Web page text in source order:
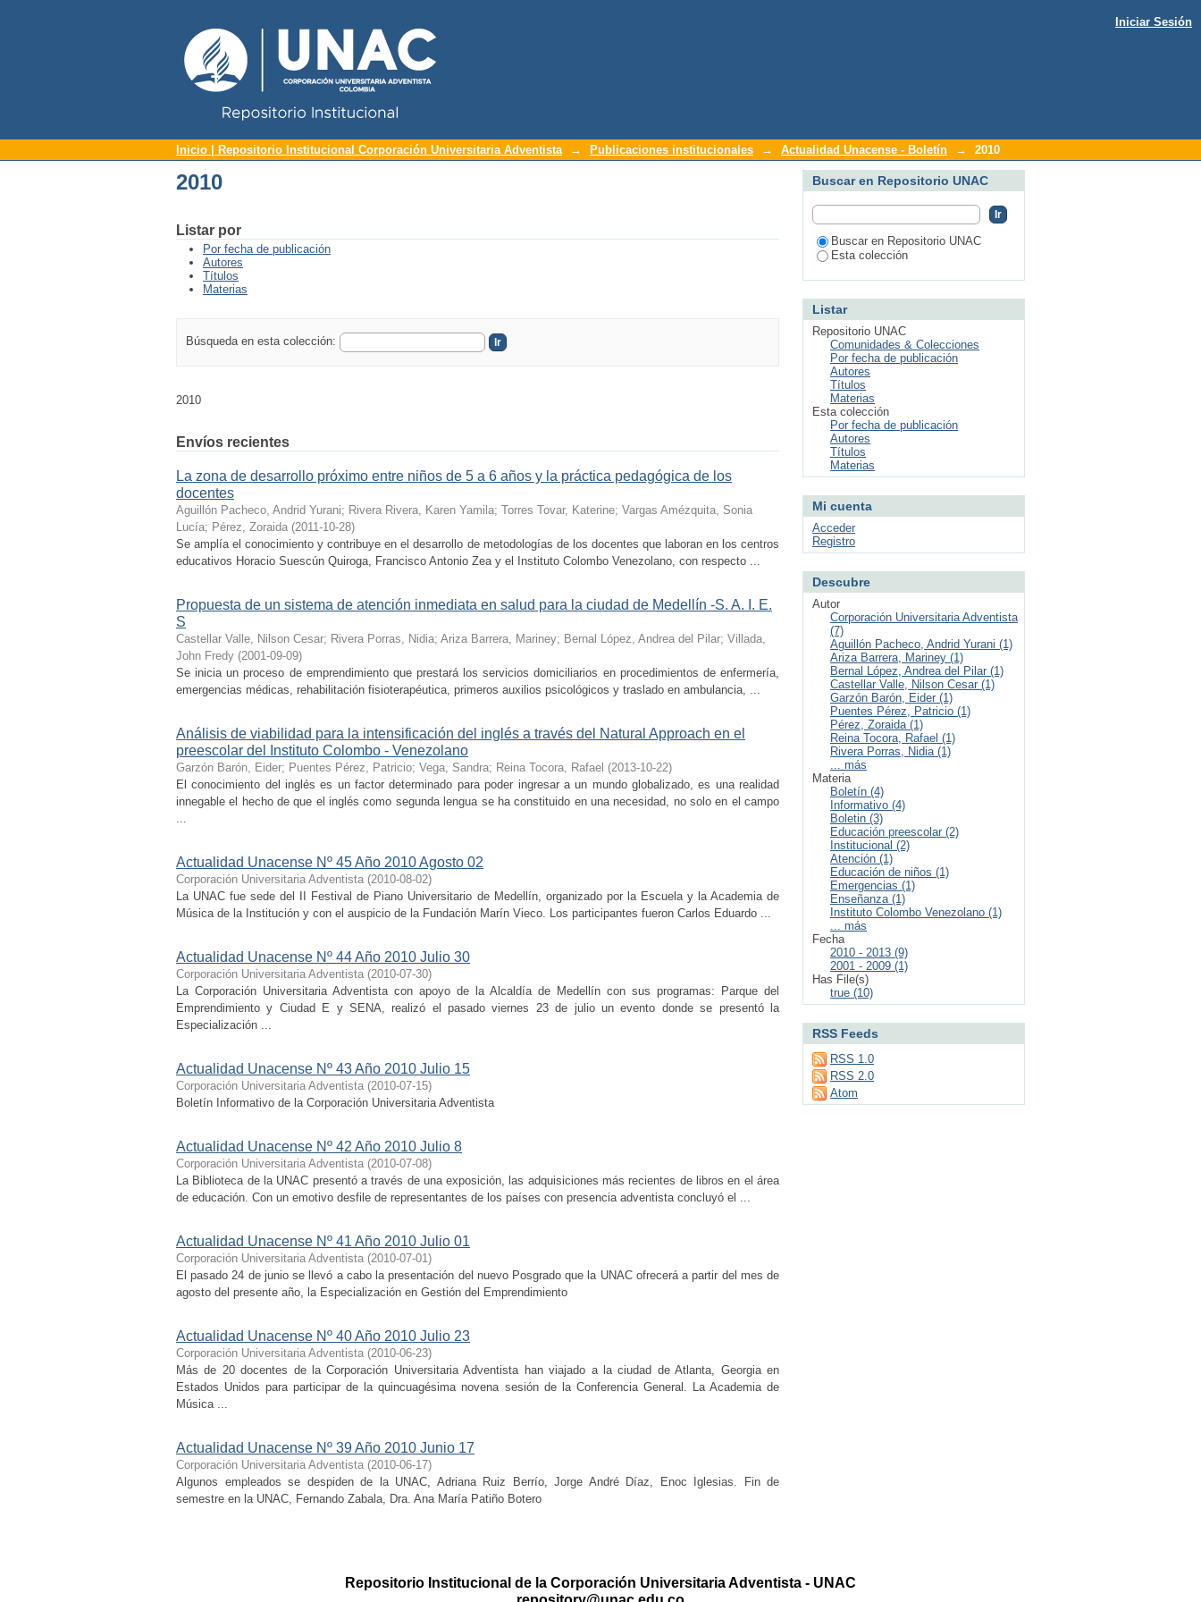
2010
Iniciar Sesión
Inicio | Repositorio Institucional Corporación Universitaria Adventista → Publicaciones institucionales → Actualidad Unacense - Boletín → 2010
2010
Listar por
Por fecha de publicación
Autores
Títulos
Materias
Búsqueda en esta colección:
2010
Envíos recientes
La zona de desarrollo próximo entre niños de 5 a 6 años y la práctica pedagógica de los
docentes
Aguillón Pacheco, Andrid Yurani; Rivera Rivera, Karen Yamila; Torres Tovar, Katerine; Vargas Amézquita, Sonia
Lucía; Pérez, Zoraida (2011-10-28)
Se amplía el conocimiento y contribuye en el desarrollo de metodologías de los docentes que laboran en los centros
educativos Horacio Suescún Quiroga, Francisco Antonio Zea y el Instituto Colombo Venezolano, con respecto ...
Propuesta de un sistema de atención inmediata en salud para la ciudad de Medellín -S. A. I. E.
S
Castellar Valle, Nilson Cesar; Rivera Porras, Nidia; Ariza Barrera, Mariney; Bernal López, Andrea del Pilar; Villada,
John Fredy (2001-09-09)
Se inicia un proceso de emprendimiento que prestará los servicios domiciliarios en procedimientos de enfermería,
emergencias médicas, rehabilitación fisioterapéutica, primeros auxilios psicológicos y traslado en ambulancia, ...
Análisis de viabilidad para la intensificación del inglés a través del Natural Approach en el
preescolar del Instituto Colombo - Venezolano
Garzón Barón, Eider; Puentes Pérez, Patricio; Vega, Sandra; Reina Tocora, Rafael (2013-10-22)
El conocimiento del inglés es un factor determinado para poder ingresar a un mundo globalizado, es una realidad
innegable el hecho de que el inglés como segunda lengua se ha constituido en una necesidad, no solo en el campo
...
Actualidad Unacense Nº 45 Año 2010 Agosto 02
Corporación Universitaria Adventista (2010-08-02)
La UNAC fue sede del II Festival de Piano Universitario de Medellín, organizado por la Escuela y la Academia de
Música de la Institución y con el auspicio de la Fundación Marín Vieco. Los participantes fueron Carlos Eduardo ...
Actualidad Unacense Nº 44 Año 2010 Julio 30
Corporación Universitaria Adventista (2010-07-30)
La Corporación Universitaria Adventista con apoyo de la Alcaldía de Medellín con sus programas: Parque del
Emprendimiento y Ciudad E y SENA, realizó el pasado viernes 23 de julio un evento donde se presentó la
Especialización ...
Actualidad Unacense Nº 43 Año 2010 Julio 15
Corporación Universitaria Adventista (2010-07-15)
Boletín Informativo de la Corporación Universitaria Adventista
Actualidad Unacense Nº 42 Año 2010 Julio 8
Corporación Universitaria Adventista (2010-07-08)
La Biblioteca de la UNAC presentó a través de una exposición, las adquisiciones más recientes de libros en el área
de educación. Con un emotivo desfile de representantes de los países con presencia adventista concluyó el ...
Actualidad Unacense Nº 41 Año 2010 Julio 01
Corporación Universitaria Adventista (2010-07-01)
El pasado 24 de junio se llevó a cabo la presentación del nuevo Posgrado que la UNAC ofrecerá a partir del mes de
agosto del presente año, la Especialización en Gestión del Emprendimiento
Actualidad Unacense Nº 40 Año 2010 Julio 23
Corporación Universitaria Adventista (2010-06-23)
Más de 20 docentes de la Corporación Universitaria Adventista han viajado a la ciudad de Atlanta, Georgia en
Estados Unidos para participar de la quincuagésima novena sesión de la Conferencia General. La Academia de
Música ...
Actualidad Unacense Nº 39 Año 2010 Junio 17
Corporación Universitaria Adventista (2010-06-17)
Algunos empleados se despiden de la UNAC, Adriana Ruiz Berrío, Jorge André Díaz, Enoc Iglesias. Fin de
semestre en la UNAC, Fernando Zabala, Dra. Ana María Patiño Botero
Buscar en Repositorio UNAC
Buscar en Repositorio UNAC
Esta colección
Listar
Repositorio UNAC
Comunidades & Colecciones
Por fecha de publicación
Autores
Títulos
Materias
Esta colección
Por fecha de publicación
Autores
Títulos
Materias
Mi cuenta
Acceder
Registro
Descubre
Autor
Corporación Universitaria Adventista
(7)
Aguillón Pacheco, Andrid Yurani (1)
Ariza Barrera, Mariney (1)
Bernal López, Andrea del Pilar (1)
Castellar Valle, Nilson Cesar (1)
Garzón Barón, Eider (1)
Puentes Pérez, Patricio (1)
Pérez, Zoraida (1)
Reina Tocora, Rafael (1)
Rivera Porras, Nidia (1)
... más
Materia
Boletín (4)
Informativo (4)
Boletin (3)
Educación preescolar (2)
Institucional (2)
Atención (1)
Educación de niños (1)
Emergencias (1)
Enseñanza (1)
Instituto Colombo Venezolano (1)
... más
Fecha
2010 - 2013 (9)
2001 - 2009 (1)
Has File(s)
true (10)
RSS Feeds
RSS 1.0
RSS 2.0
Atom
Repositorio Institucional de la Corporación Universitaria Adventista - UNAC